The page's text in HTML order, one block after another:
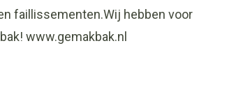
faillissementen.Wij hebben voor
www.gemakbak.nl